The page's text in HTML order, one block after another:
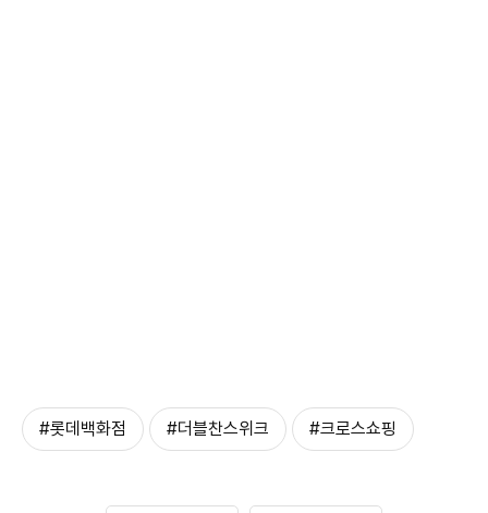
#롯데백화점 #더블찬스위크 #크로스쇼핑